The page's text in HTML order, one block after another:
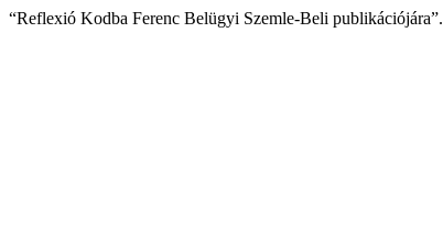
“Reflexió Kodba Ferenc Belügyi Szemle-Beli publikációjára”.